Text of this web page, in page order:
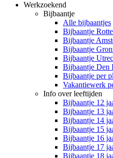
Werkzoekend
Bijbaantje
Alle bijbaantjes
Bijbaantje
Bijbaantje
Bijbaantje
Bijbaantje
Bijbaantje Den
Bijbaantje per
Vakantiewerk
Info over leeftijden
Bijbaantje 12
Bijbaantje 13
Bijbaantje 14
Bijbaantje 15
Bijbaantje 16
Bijbaantje 17
Bijbaantje 18